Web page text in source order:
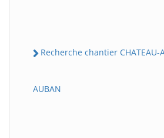
Recherche chantier CHATEAU-
AUBAN